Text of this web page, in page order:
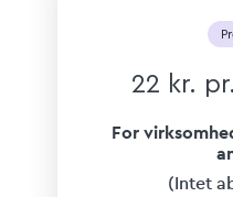
22 kr.
For
(Intet